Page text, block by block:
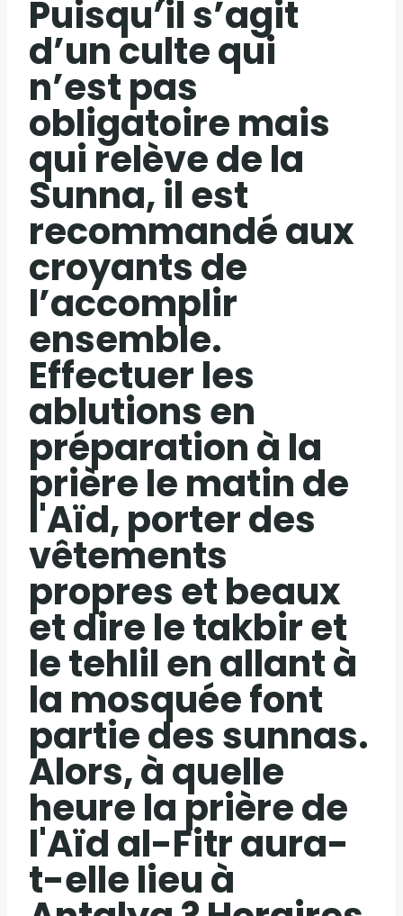
Puisqu’il s’agit
d’un culte qui
n’est pas
obligatoire mais
qui relève de la
Sunna, il est
recommandé aux
croyants de
l’accomplir
ensemble.
Effectuer les
ablutions en
préparation à la
prière le matin de
l'Aïd, porter des
vêtements
propres et beaux
et dire le takbir et
le tehlil en allant à
la mosquée font
partie des sunnas.
Alors, à quelle
heure la prière de
l'Aïd al-Fitr aura-
t-elle lieu à